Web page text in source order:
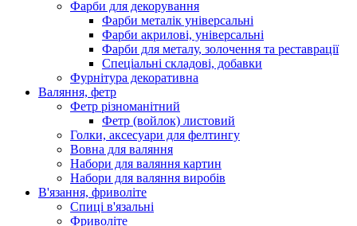
Фарби для декорування
Фарби металік універсальні
Фарби акрилові, універсальні
Фарби для металу, золочення та реставрації
Спеціальні складові, добавки
Фурнітура декоративна
Валяння, фетр
Фетр різноманітний
Фетр (войлок) листовий
Голки, аксесуари для фелтингу
Вовна для валяння
Набори для валяння картин
Набори для валяння виробів
В'язання, фриволіте
Спиці в'язальні
Фриволіте